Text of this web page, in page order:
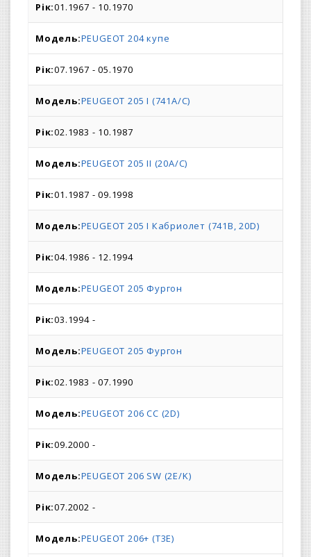
01.1967 - 10.1970
PEUGEOT 204 купе
07.1967 - 05.1970
PEUGEOT 205 I (741A/C)
02.1983 - 10.1987
PEUGEOT 205 II (20A/C)
01.1987 - 09.1998
PEUGEOT 205 I Кабриолет (741B, 20D)
04.1986 - 12.1994
PEUGEOT 205 Фургон
03.1994 -
PEUGEOT 205 Фургон
02.1983 - 07.1990
PEUGEOT 206 CC (2D)
09.2000 -
PEUGEOT 206 SW (2E/K)
07.2002 -
PEUGEOT 206+ (T3E)